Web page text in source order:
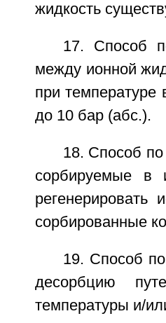
жидкость
17. Способ
между ионной
при
до 10 бар (абс.).
18. Способ
сорбируемые в
регенерировать
сорбированные
19. Способ
десорбцию
температуры и/